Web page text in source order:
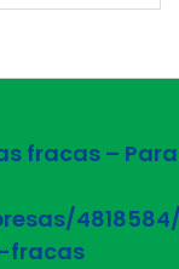
fracas –
fracas